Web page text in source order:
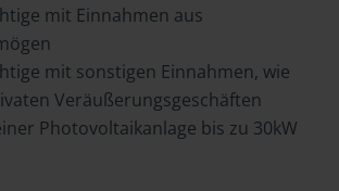
mit Einnahmen aus
mit sonstigen Einnahmen, wie
Veräußerungsgeschäften
Photovoltaikanlage bis zu 30kW